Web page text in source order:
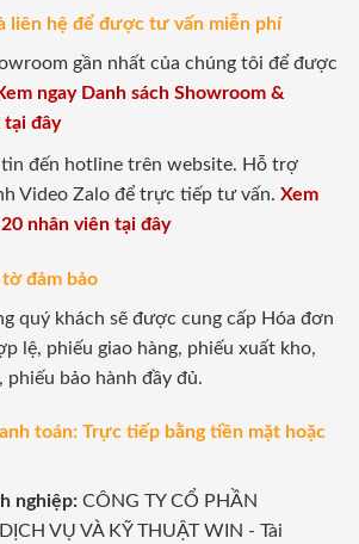
liên hệ để được tư vấn miễn phí
gần nhất của chúng tôi để được
ngay Danh sách Showroom &
tại đây
đến hotline trên website. Hỗ trợ
Video Zalo để trực tiếp tư vấn. Xem
nhân viên tại đây
đảm bảo
quý khách sẽ được cung cấp Hóa đơn
lệ, phiếu giao hàng, phiếu xuất kho,
phiếu bảo hành đầy đủ.
toán: Trực tiếp bằng tiền mặt hoặc
nghiệp:CÔNG TY CỔ PHẦN
VỤ VÀ KỸ THUẬT WIN - Tài